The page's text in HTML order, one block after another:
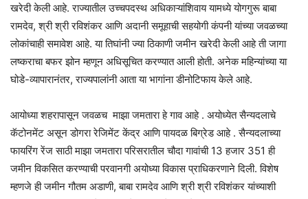
खरेदी केली आहे. राज्यातील उच्चपदस्थ अधिकाऱ्यांशिवाय यामध्ये योगगुरू बाबा
रामदेव, श्री श्री रविशंकर आणि अदानी समूहाची सहयोगी कंपनी यांच्या जवळच्या
लोकांचाही समावेश आहे. या तिघांनी ज्या ठिकाणी जमीन खरेदी केली आहे ती जागा
लष्कराचा बफर झोन म्हणून अधिसूचित करण्यात आली होती. अनेक महिन्यांच्या या
घोडे-व्यापारानंतर, राज्यपालांनी आता या भागांना डीनोटिफाय केले आहे.
आयोध्या शहरापासून जवळच माझा जमतारा हे गाव आहे . अयोध्येत सैन्यदलाचे
कॅटोनमेंट असून डोगरा रेजिमेंट केंद्र आणि पायदळ बिग्रेड आहे . सैन्यदलाच्या
फायरिंग रेंज साठी माझा जमतारा परिसरातील चौदा गावांची 13 हजार 351 ही
जमीन विकसित करण्याची परवानगी अयोध्या विकास प्राधिकरणाने दिली. विशेष
म्हणजे ही जमीन गौतम अडाणी, बाबा रामदेव आणि श्री श्री रविशंकर यांच्याशी